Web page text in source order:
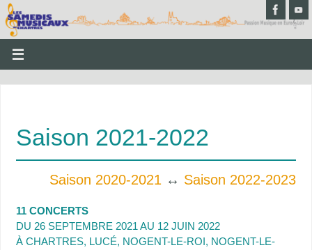
Saison 2021-2022
Saison 2020-2021 ↔️ Saison 2022-2023
11 CONCERTS
DU 26 SEPTEMBRE 2021 AU 12 JUIN 2022
À CHARTRES, LUCÉ, NOGENT-LE-ROI, NOGENT-LE-